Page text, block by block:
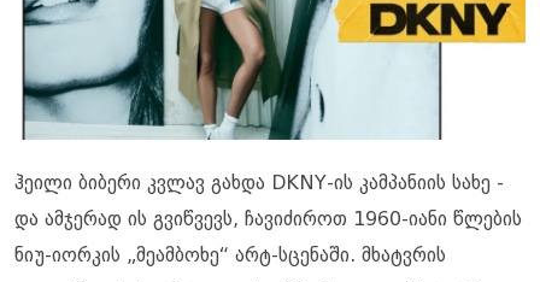
ჰეილი ბიბერი კვლავ გახდა DKNY-ის კამპანიის სახე -
და ამჯერად ის გვიწვევს, ჩავიძიროთ 1960-იანი წლების
ნიუ-იორკის „მეამბოხე“ არტ-სცენაში. მხატვრის